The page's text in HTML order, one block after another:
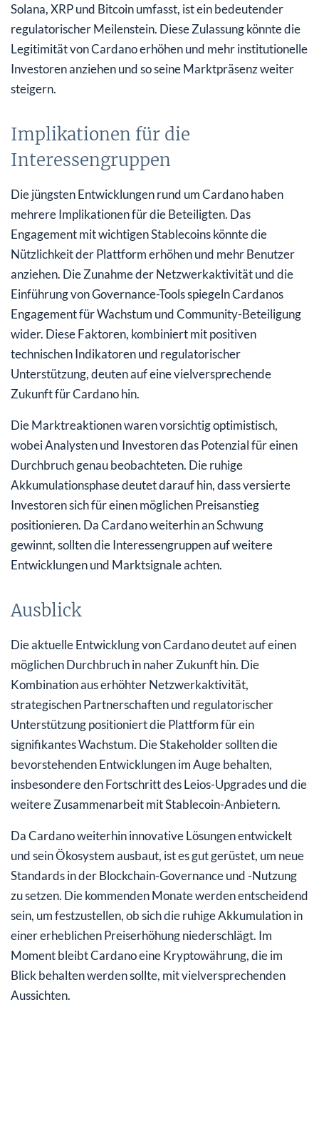
Solana, XRP und Bitcoin umfasst, ist ein bedeutender
regulatorischer Meilenstein. Diese Zulassung könnte die
Legitimität von Cardano erhöhen und mehr institutionelle
Investoren anziehen und so seine Marktpräsenz weiter
steigern.
Implikationen für die
Interessengruppen
Die jüngsten Entwicklungen rund um Cardano haben
mehrere Implikationen für die Beteiligten. Das
Engagement mit wichtigen Stablecoins könnte die
Nützlichkeit der Plattform erhöhen und mehr Benutzer
anziehen. Die Zunahme der Netzwerkaktivität und die
Einführung von Governance-Tools spiegeln Cardanos
Engagement für Wachstum und Community-Beteiligung
wider. Diese Faktoren, kombiniert mit positiven
technischen Indikatoren und regulatorischer
Unterstützung, deuten auf eine vielversprechende
Zukunft für Cardano hin.
Die Marktreaktionen waren vorsichtig optimistisch,
wobei Analysten und Investoren das Potenzial für einen
Durchbruch genau beobachteten. Die ruhige
Akkumulationsphase deutet darauf hin, dass versierte
Investoren sich für einen möglichen Preisanstieg
positionieren. Da Cardano weiterhin an Schwung
gewinnt, sollten die Interessengruppen auf weitere
Entwicklungen und Marktsignale achten.
Ausblick
Die aktuelle Entwicklung von Cardano deutet auf einen
möglichen Durchbruch in naher Zukunft hin. Die
Kombination aus erhöhter Netzwerkaktivität,
strategischen Partnerschaften und regulatorischer
Unterstützung positioniert die Plattform für ein
signifikantes Wachstum. Die Stakeholder sollten die
bevorstehenden Entwicklungen im Auge behalten,
insbesondere den Fortschritt des Leios-Upgrades und die
weitere Zusammenarbeit mit Stablecoin-Anbietern.
Da Cardano weiterhin innovative Lösungen entwickelt
und sein Ökosystem ausbaut, ist es gut gerüstet, um neue
Standards in der Blockchain-Governance und -Nutzung
zu setzen. Die kommenden Monate werden entscheidend
sein, um festzustellen, ob sich die ruhige Akkumulation in
einer erheblichen Preiserhöhung niederschlägt. Im
Moment bleibt Cardano eine Kryptowährung, die im
Blick behalten werden sollte, mit vielversprechenden
Aussichten.